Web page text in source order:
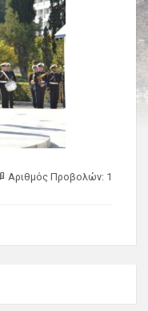
Αριθμός Προβολών: 1